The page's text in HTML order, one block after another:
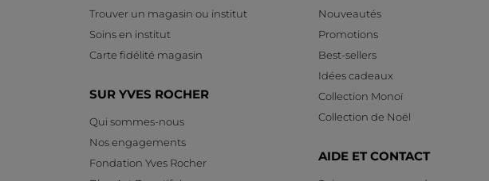
Trouver un magasin ou institut
Soins en institut
Carte fidélité magasin
SUR YVES ROCHER
Qui sommes-nous
Nos engagements
Fondation Yves Rocher
Nouveautés
Promotions
Best-sellers
Idées cadeaux
Collection Monoï
Collection de Noël
AIDE ET CONTACT